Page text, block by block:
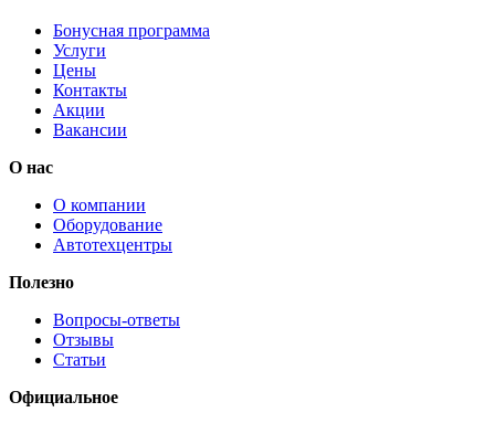
Бонусная программа
Услуги
Цены
Контакты
Акции
Вакансии
О нас
О компании
Оборудование
Автотехцентры
Полезно
Вопросы-ответы
Отзывы
Статьи
Официальное